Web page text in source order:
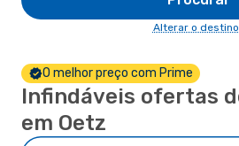
Alterar o
O melhor preço com Prime
Infindáveis ofertas
em Oetz